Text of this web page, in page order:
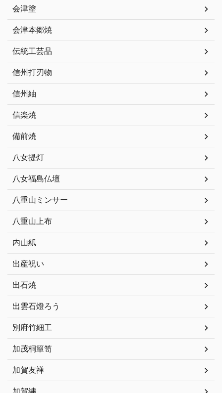
会津塗
会津本郷焼
伝統工芸品
信州打刃物
信州紬
信楽焼
備前焼
八女提灯
八女福島仏壇
八重山ミンサー
八重山上布
内山紙
出産祝い
出石焼
出雲石燈ろう
別府竹細工
加茂桐簞笥
加賀友禅
加賀繍